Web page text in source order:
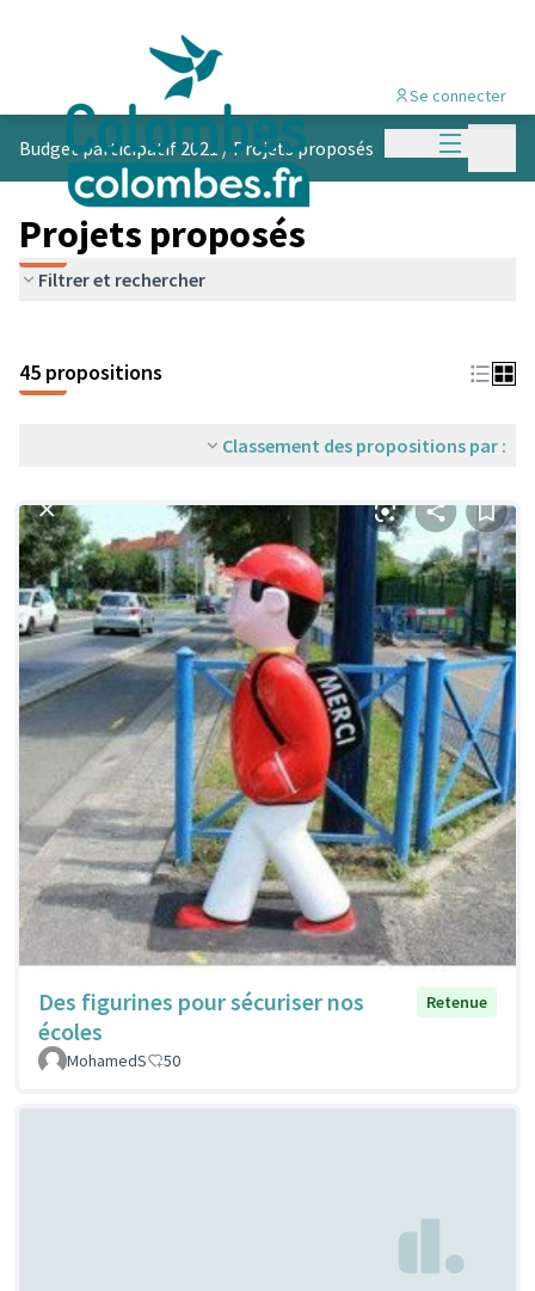
Menu
Se connecter
Budget participatif 2021 /Projets proposés
Projets proposés
Filtrer et rechercher
45 propositions
Classement des propositions par :
Des figurines pour sécuriser nos
écoles
Retenue
MohamedS 50